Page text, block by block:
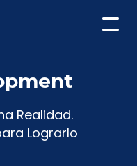
Realidad.
Lograrlo